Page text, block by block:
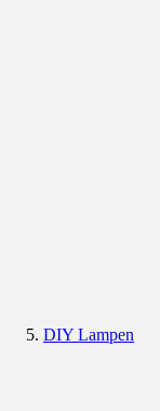
DIY Lampen